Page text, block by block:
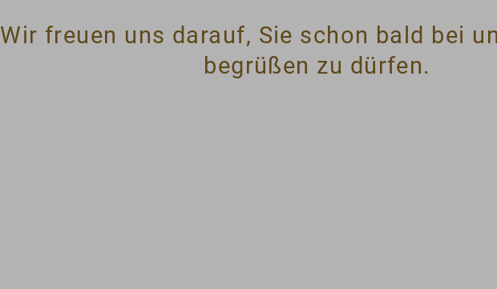
Wir freuen uns darauf, Sie schon bald bei
begrüßen zu dürfen.